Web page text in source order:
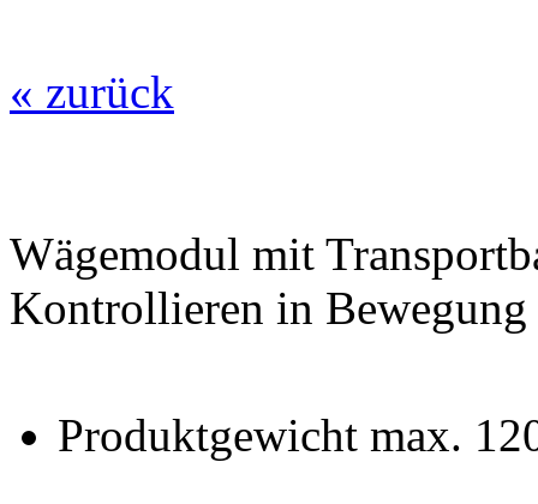
« zurück
Wägemodul mit
Kontrollieren in
Produktgewicht max.